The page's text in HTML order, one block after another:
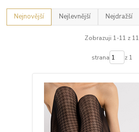
Nejnovější Nejlevnější Nejdražší
Zobrazuji 1-11 z 11
strana z 1